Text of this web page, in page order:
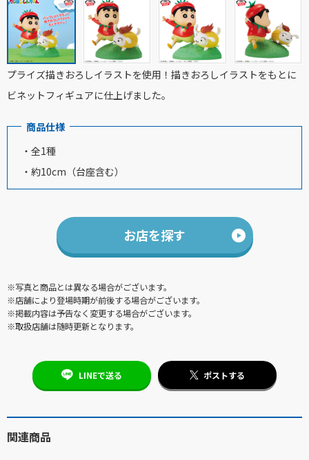
プライズ描きおろしイラストを使用！描きおろしイラストをもとに
ビネットフィギュアに仕上げました。
商品仕様
・全1種
・約10cm（台座含む）
お店を探す
※写真と商品とは異なる場合がございます。
※店舗により登場時期が前後する場合がございます。
※掲載内容は予告なく変更する場合がございます。
※取扱店舗は随時更新となります。
LINEで送る ポストする
関連商品